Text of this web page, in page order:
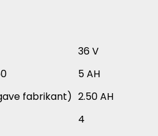
36 V
5 AH
fabrikant) 2.50 AH
4